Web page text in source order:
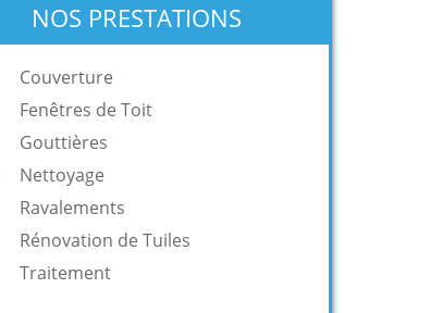
NOS PRESTATIONS
Couverture
Fenêtres de Toit
Gouttières
Nettoyage
Ravalements
Rénovation de Tuiles
Traitement